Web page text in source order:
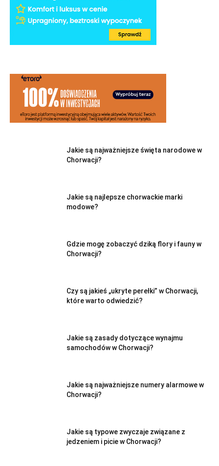
Jakie są najważniejsze święta narodowe w
Chorwacji?
Jakie są najlepsze chorwackie marki
modowe?
Gdzie mogę zobaczyć dziką flory i fauny w
Chorwacji?
Czy są jakieś „ukryte perełki” w Chorwacji,
które warto odwiedzić?
Jakie są zasady dotyczące wynajmu
samochodów w Chorwacji?
Jakie są najważniejsze numery alarmowe w
Chorwacji?
Jakie są typowe zwyczaje związane z
jedzeniem i picie w Chorwacji?